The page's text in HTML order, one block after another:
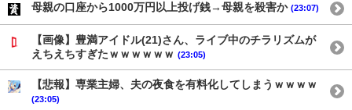
母親の口座から1000万円以上投げ銭→母親を殺害か (23:07)
【画像】豊満アイドル(21)さん、ライブ中のチラリズムが
えちえちすぎたｗｗｗｗｗｗ (23:05)
【悲報】専業主婦、夫の夜食を有料化してしまうｗｗｗｗ
(23:05)